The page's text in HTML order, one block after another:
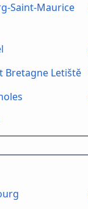
Saint-Maurice
Bretagne Letiště